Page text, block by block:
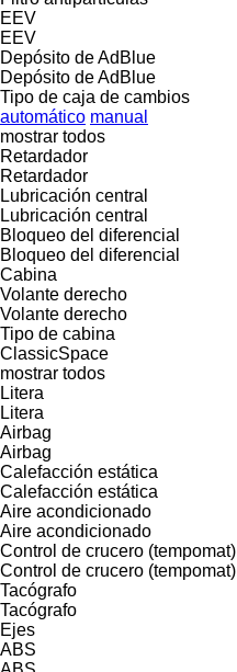
EEV
EEV
Depósito de AdBlue
Depósito de AdBlue
Tipo de caja de cambios
automático manual
mostrar todos
Retardador
Retardador
Lubricación central
Lubricación central
Bloqueo del diferencial
Bloqueo del diferencial
Cabina
Volante derecho
Volante derecho
Tipo de cabina
ClassicSpace
mostrar todos
Litera
Litera
Airbag
Airbag
Calefacción estática
Calefacción estática
Aire acondicionado
Aire acondicionado
Control de crucero (tempomat)
Control de crucero (tempomat)
Tacógrafo
Tacógrafo
Ejes
ABS